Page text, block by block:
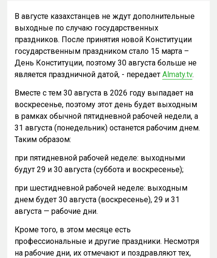
В августе казахстанцев не ждут дополнительные
выходные по случаю государственных
праздников. После принятия новой Конституции
государственным праздником стало 15 марта –
День Конституции, поэтому 30 августа больше не
является праздничной датой, - передает Almaty.tv.
Вместе с тем 30 августа в 2026 году выпадает на
воскресенье, поэтому этот день будет выходным
в рамках обычной пятидневной рабочей недели, а
31 августа (понедельник) останется рабочим днем.
Таким образом:
при пятидневной рабочей неделе: выходными
будут 29 и 30 августа (суббота и воскресенье);
при шестидневной рабочей неделе: выходным
днем будет 30 августа (воскресенье), 29 и 31
августа — рабочие дни.
Кроме того, в этом месяце есть
профессиональные и другие праздники. Несмотря
на рабочие дни, их отмечают и поздравляют тех,